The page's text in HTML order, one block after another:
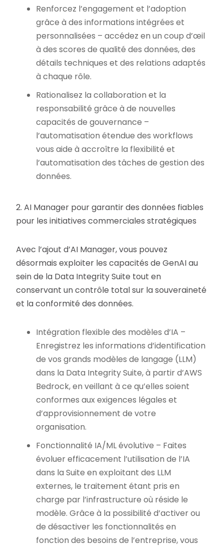
Renforcez l’engagement et l’adoption
grâce à des informations intégrées et
personnalisées – accédez en un coup d’œil
à des scores de qualité des données, des
détails techniques et des relations adaptés
à chaque rôle.
Rationalisez la collaboration et la
responsabilité grâce à de nouvelles
capacités de gouvernance –
l’automatisation étendue des workflows
vous aide à accroître la flexibilité et
l’automatisation des tâches de gestion des
données.
2. AI Manager pour garantir des données fiables
pour les initiatives commerciales stratégiques
Avec l’ajout d’AI Manager, vous pouvez
désormais exploiter les capacités de GenAI au
sein de la Data Integrity Suite tout en
conservant un contrôle total sur la souveraineté
et la conformité des données.
Intégration flexible des modèles d’IA –
Enregistrez les informations d’identification
de vos grands modèles de langage (LLM)
dans la Data Integrity Suite, à partir d’AWS
Bedrock, en veillant à ce qu’elles soient
conformes aux exigences légales et
d’approvisionnement de votre
organisation.
Fonctionnalité IA/ML évolutive – Faites
évoluer efficacement l’utilisation de l’IA
dans la Suite en exploitant des LLM
externes, le traitement étant pris en
charge par l’infrastructure où réside le
modèle. Grâce à la possibilité d’activer ou
de désactiver les fonctionnalités en
fonction des besoins de l’entreprise, vous